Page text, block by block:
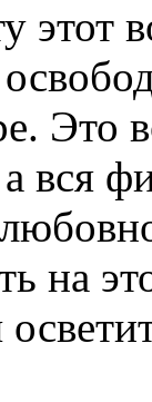
этот
Это
вся
на